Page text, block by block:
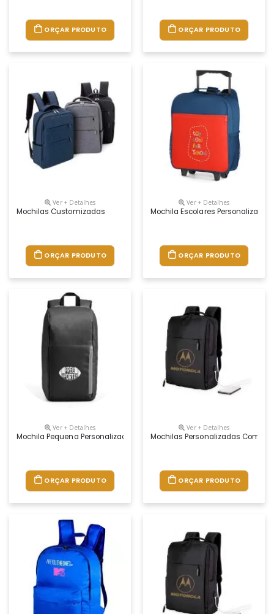
ORÇAR PRODUTO ORÇAR PRODUTO
Ver + Detalhes
Mochilas Customizadas
ORÇAR PRODUTO
Ver + Detalhes
Mochila Escolares Personalizada.
ORÇAR PRODUTO
Ver + Detalhes
Mochila Pequena Personalizada, Confeccionada Em Poliéster Ela
ORÇAR PRODUTO
Ver + Detalhes
Mochilas Personalizadas Com
ORÇAR PRODUTO